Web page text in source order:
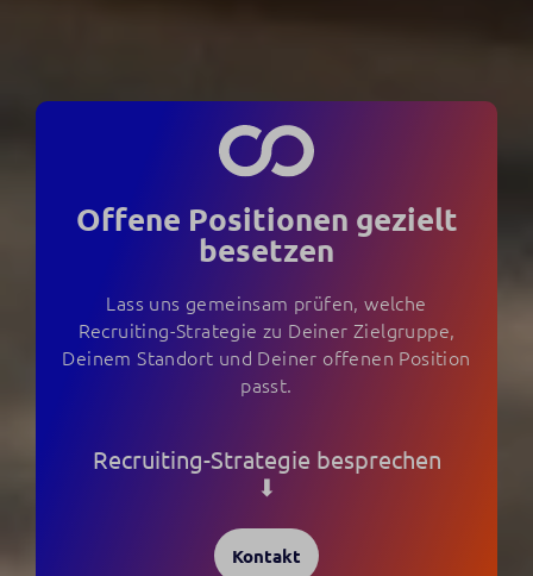
Offene Positionen gezielt
besetzen
Lass uns gemeinsam prüfen, welche
Recruiting-Strategie zu Deiner Zielgruppe,
Deinem Standort und Deiner offenen Position
passt.
Recruiting-Strategie besprechen
⬇
Kontakt